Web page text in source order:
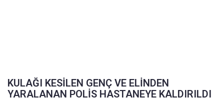
KULAĞI KESİLEN GENÇ VE ELİNDEN
YARALANAN POLİS HASTANEYE KALDIRILDI